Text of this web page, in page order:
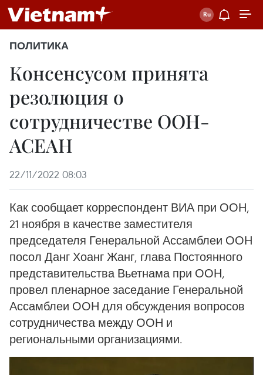
ПОЛИТИКА
Консенсусом принята
резолюция о
сотрудничестве ООН-
АСЕАН
22/11/2022 08:03
Как сообщает корреспондент ВИА при ООН,
21 ноября в качестве заместителя
председателя Генеральной Ассамблеи ООН
посол Данг Хоанг Жанг, глава Постоянного
представительства Вьетнама при ООН,
провел пленарное заседание Генеральной
Ассамблеи ООН для обсуждения вопросов
сотрудничества между ООН и
региональными организациями.